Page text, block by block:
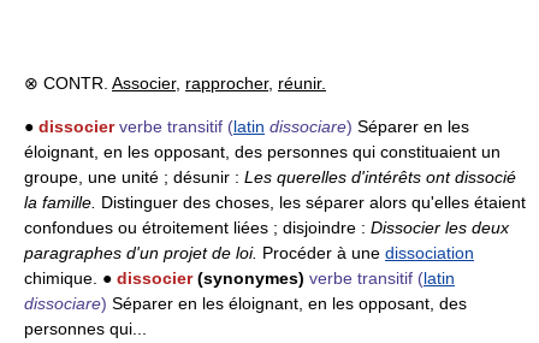
⊗ CONTR. Associer, rapprocher, réunir.
● dissocier verbe transitif (latin dissociare) Séparer en les
éloignant, en les opposant, des personnes qui constituaient un
groupe, une unité ; désunir : Les querelles d'intérêts ont dissocié
la famille. Distinguer des choses, les séparer alors qu'elles étaient
confondues ou étroitement liées ; disjoindre : Dissocier les deux
paragraphes d'un projet de loi. Procéder à une dissociation
chimique. ● dissocier(synonymes) verbe transitif (latin
dissociare) Séparer en les éloignant, en les opposant, des
personnes qui...